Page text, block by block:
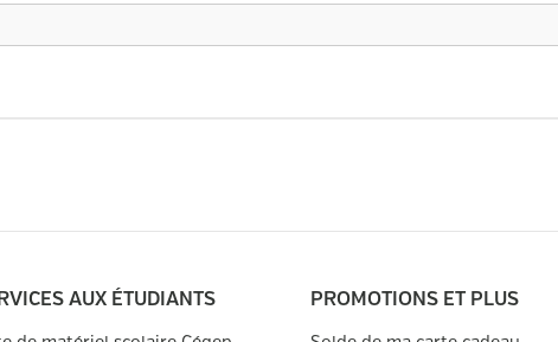
AUX ÉTUDIANTS PROMOTIONS ET PLUS